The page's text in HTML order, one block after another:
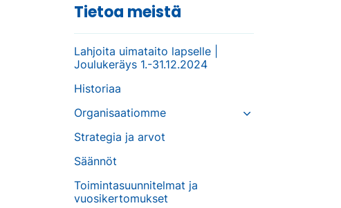
Tietoa meistä
Lahjoita uimataito lapselle |
Joulukeräys 1.-31.12.2024
Historiaa
Organisaatiomme
Strategia ja arvot
Säännöt
Toimintasuunnitelmat ja
vuosikertomukset